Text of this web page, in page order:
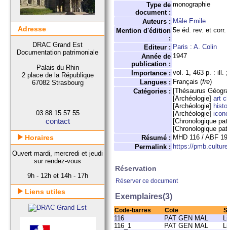
Type de
document :
monographie
Auteurs : Mâle Emile
Mention d'édition
:
5e éd. rev. et corr.
Editeur : Paris : A. Colin
Année de
publication :
1947
Importance : vol. 1, 463 p. : ill.
Langues : Français (fre)
Catégories : [Thésaurus
[Archéologie]art
[Archéologie]
[Archéologie]
[Chronologique
[Chronologique
Résumé : MHD 116 / ABF
Permalink : https://
Réservation
Réserver ce document
Exemplaires(3)
Code-barres Cote
116 PAT GEN MAL
116_1
PAT GEN MAL
Adresse
DRAC Grand Est
Documentation patrimoniale
Palais du Rhin
2 place de la République
67082 Strasbourg
03 88 15 57 55
contact
Horaires
Ouvert mardi, mercredi et jeudi
sur rendez-vous
9h - 12h et 14h - 17h
Liens utiles